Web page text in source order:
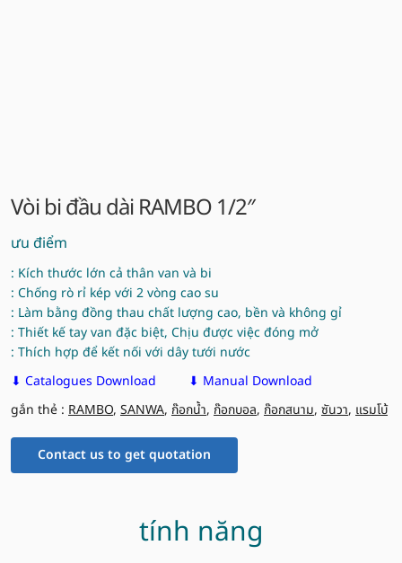
Vòi bi đầu dài RAMBO 1/2″
ưu điểm
: Kích thước lớn cả thân van và bi
: Chống rò rỉ kép với 2 vòng cao su
: Làm bằng đồng thau chất lượng cao, bền và không gỉ
: Thiết kế tay van đặc biệt, Chịu được việc đóng mở
: Thích hợp để kết nối với dây tưới nước
⬇ Catalogues Download
⬇ Manual Download
gắn thẻ : RAMBO, SANWA, ก๊อกน้ำ, ก๊อกบอล, ก๊อกสนาม, ซันวา, แรมโบ้
Contact us to get quotation
tính năng